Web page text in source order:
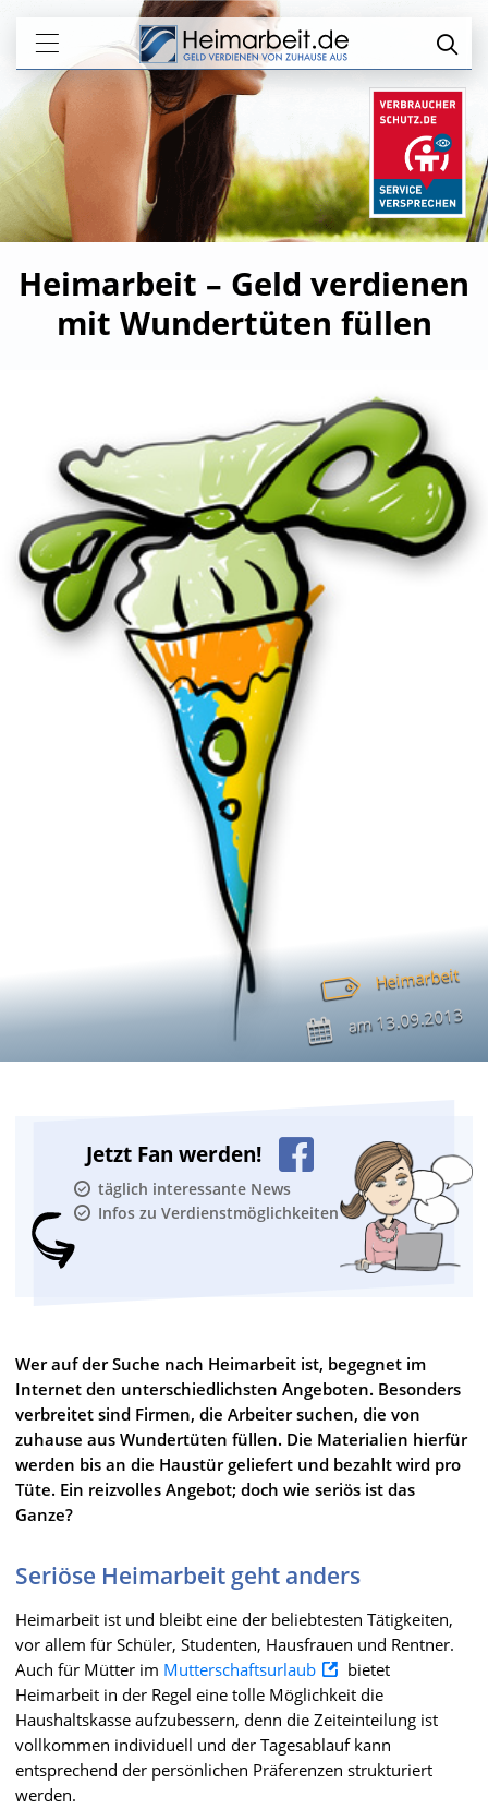
Heimarbeit – Geld verdienen
mit Wundertüten füllen
Heimarbeit
am13.09.2013
Jetzt Fan werden!
täglich interessante News
Infos zu Verdienstmöglichkeiten
Wer auf der Suche nach Heimarbeit ist, begegnet im
Internet den unterschiedlichsten Angeboten. Besonders
verbreitet sind Firmen, die Arbeiter suchen, die von
zuhause aus Wundertüten füllen. Die Materialien hierfür
werden bis an die Haustür geliefert und bezahlt wird pro
Tüte. Ein reizvolles Angebot; doch wie seriös ist das
Ganze?
Seriöse Heimarbeit geht anders
Heimarbeit ist und bleibt eine der beliebtesten Tätigkeiten,
vor allem für Schüler, Studenten, Hausfrauen und Rentner.
Auch für Mütter im Mutterschaftsurlaub
bietet
Heimarbeit in der Regel eine tolle Möglichkeit die
Haushaltskasse aufzubessern, denn die Zeiteinteilung ist
vollkommen individuell und der Tagesablauf kann
entsprechend der persönlichen Präferenzen strukturiert
werden.